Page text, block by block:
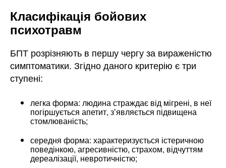
Класифікація бойових
психотравм
БПТ розрізняють в першу чергу за вираженістю
симптоматики. Згідно даного критерію є три
ступені:
легка форма: людина страждає від мігрені, в неї
погіршується апетит, зʼявляється підвищена
стомлюваність;
середня форма: характеризується істеричною
поведінкою, агресивністю, страхом, відчуттям
дереалізації, невротичністю;